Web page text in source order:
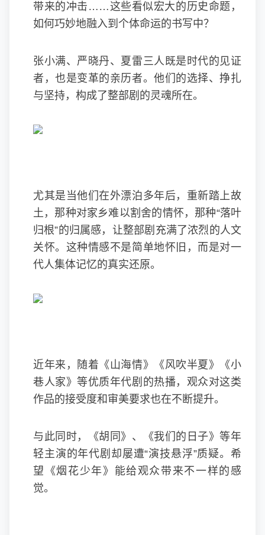
带来的冲击……这些看似宏大的历史命题，
如何巧妙地融入到个体命运的书写中？
张小满、严晓丹、夏雷三人既是时代的见证
者，也是变革的亲历者。他们的选择、挣扎
与坚持，构成了整部剧的灵魂所在。
尤其是当他们在外漂泊多年后，重新踏上故
土，那种对家乡难以割舍的情怀，那种“落叶
归根”的归属感，让整部剧充满了浓烈的人文
关怀。这种情感不是简单地怀旧，而是对一
代人集体记忆的真实还原。
近年来，随着《山海情》《风吹半夏》《小
巷人家》等优质年代剧的热播，观众对这类
作品的接受度和审美要求也在不断提升。
与此同时，《胡同》、《我们的日子》等年
轻主演的年代剧却屡遭“演技悬浮”质疑。希
望《烟花少年》能给观众带来不一样的感
觉。